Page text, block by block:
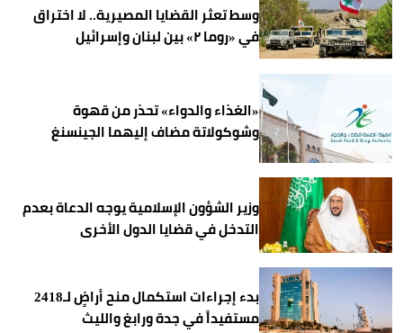
وسط تعثر القضايا المصيرية.. لا اختراق
في «روما ٢» بين لبنان وإسرائيل
«الغذاء والدواء» تحذر من قهوة
وشوكولاتة مضاف إليهما الجينسنغ
وزير الشؤون الإسلامية يوجه الدعاة بعدم
التدخل في قضايا الدول الأخرى
بدء إجراءات استكمال منح أراضٍ لـ2418
مستفيداً في جدة ورابغ والليث